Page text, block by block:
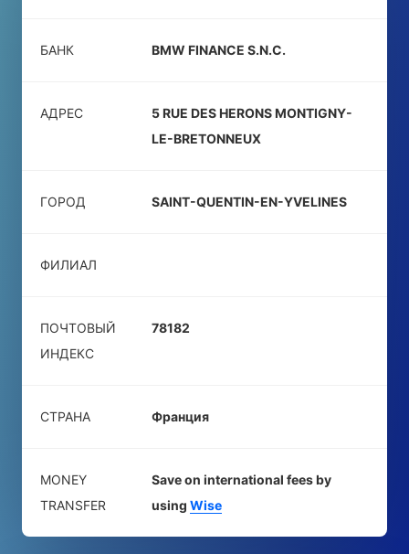
БАНК BMW FINANCE S.N.C.
АДРЕС
5 RUE DES HERONS MONTIGNY-
LE-BRETONNEUX
ГОРОД SAINT-QUENTIN-EN-YVELINES
ФИЛИАЛ
ПОЧТОВЫЙ
ИНДЕКС
78182
СТРАНА Франция
MONEY
TRANSFER
Save on international fees by
using Wise